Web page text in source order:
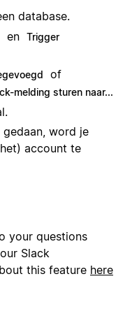
database.
en Trigger
of
melding sturen naar...
word je
account te
your questions
Slack
this feature here